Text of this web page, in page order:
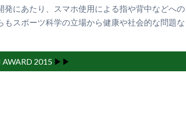
発にあたり、スマホ使用による指や背中などへ
もスポーツ科学の立場から健康や社会的な問題
AWARD 2015 ▶︎▶︎